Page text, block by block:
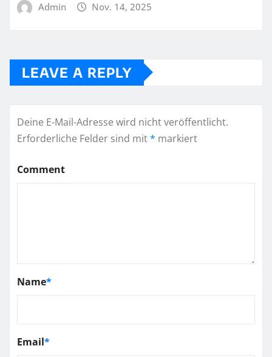
Admin Nov. 14, 2025
LEAVE A REPLY
Deine E-Mail-Adresse wird nicht veröffentlicht.
Erforderliche Felder sind mit* markiert
Comment
Name*
Email*